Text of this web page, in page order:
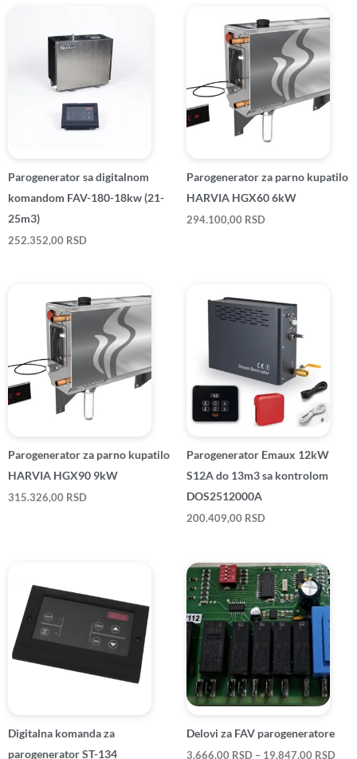
Parogenerator sa digitalnom
komandom FAV-180-18kw (21-
25m3)
252.352,00 RSD
Parogenerator za parno kupatilo
HARVIA HGX60 6kW
294.100,00 RSD
Parogenerator za parno kupatilo
HARVIA HGX90 9kW
315.326,00 RSD
Parogenerator Emaux 12kW
S12A do 13m3 sa kontrolom
DOS2512000A
200.409,00 RSD
Digitalna komanda za
parogenerator ST-134
Delovi za FAV parogeneratore
3.666,00 RSD – 19.847,00 RSD